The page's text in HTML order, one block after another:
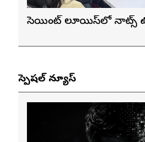
సెయింట్ లూయిస్‌లో నాట్స్
స్పెషల్ న్యూస్